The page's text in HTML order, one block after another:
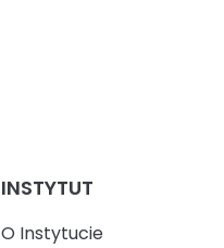
INSTYTUT
O Instytucie